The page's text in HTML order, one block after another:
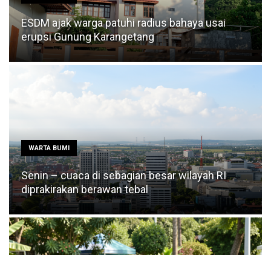
ESDM ajak warga patuhi radius bahaya usai
erupsi Gunung Karangetang
WARTA BUMI
Senin – cuaca di sebagian besar wilayah RI
diprakirakan berawan tebal